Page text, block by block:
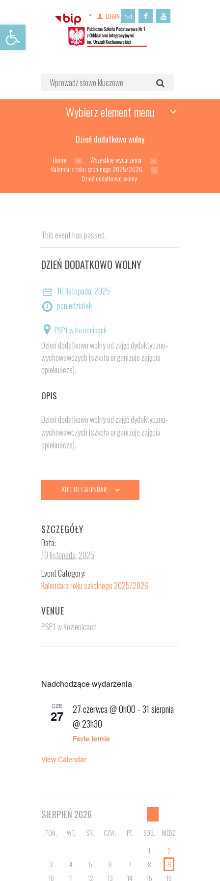
Open toolbar
LOGIN
Wybierz element menu
Dzień dodatkowo wolny
Home
Wszystkie wydarzenia
Kalendarz roku szkolnego 2025/2026
Dzień dodatkowo wolny
This event has passed.
DZIEŃ DODATKOWO WOLNY
10 listopada, 2025
poniedziałek
-
PSP1 w Kozienicach
Dzień dodatkowo wolny od zajęć dydaktyczno-
wychowawczych (szkoła organizuje zajęcia
opiekuńcze).
OPIS
Dzień dodatkowo wolny od zajęć dydaktyczno-
wychowawczych (szkoła organizuje zajęcia
opiekuńcze).
ADD TO CALENDAR
SZCZEGÓŁY
Data:
10 listopada, 2025
Event Category:
Kalendarz roku szkolnego 2025/2026
VENUE
PSP1 w Kozienicach
Nadchodzące wydarzenia
CZE
27 27 czerwca @ 0h00 -31 sierpnia
@ 23h30
Ferie letnie
View Calendar
SIERPIEŃ 2026
PON. WT. ŚR. CZW. PT. SOB. NIEDZ.
1
2
3
4 5 6 7 8
9
10
11 12 13 14 15 16